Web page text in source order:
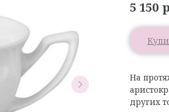
5 150
На
других